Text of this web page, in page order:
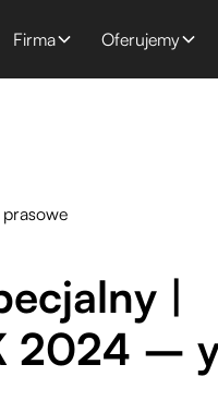
Firma Oferujemy
|
2024 –